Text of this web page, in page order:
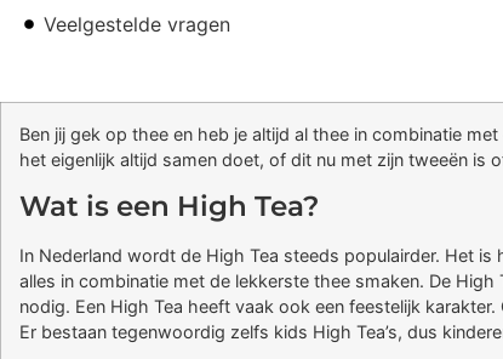
Veelgestelde vragen
Ben jij gek op thee en heb je altijd al thee in combinatie
het eigenlijk altijd samen doet, of dit nu met zijn tweeën is
Wat is een High Tea?
In Nederland wordt de High Tea steeds populairder. Het
alles in combinatie met de lekkerste thee smaken. De
nodig. Een High Tea heeft vaak ook een feestelijk
Er bestaan tegenwoordig zelfs kids High Tea’s, dus